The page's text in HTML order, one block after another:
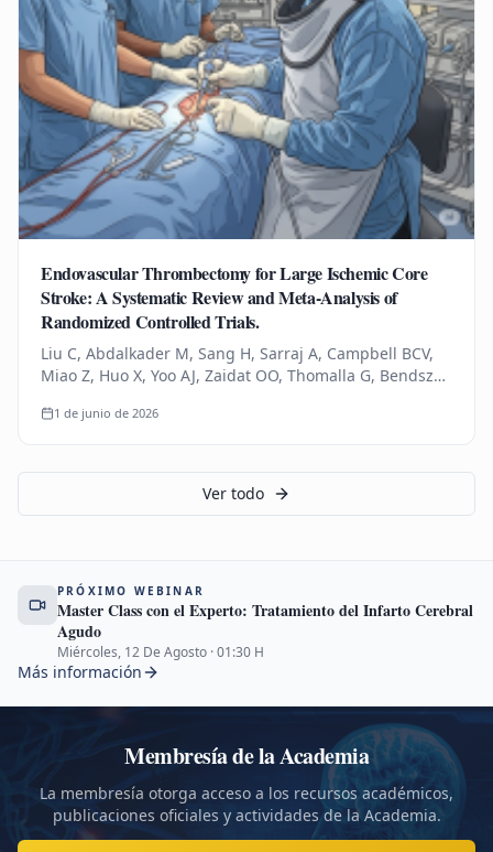
Endovascular Thrombectomy for Large Ischemic Core
Stroke: A Systematic Review and Meta-Analysis of
Randomized Controlled Trials.
Liu C, Abdalkader M, Sang H, Sarraj A, Campbell BCV,
Miao Z, Huo X, Yoo AJ, Zaidat OO, Thomalla G, Bendszus
Yaghi S, Sun D,…
1 de junio de 2026
Ver todo
PRÓXIMO WEBINAR
Master Class con el Experto: Tratamiento del Infarto Cerebral
Agudo
Miércoles, 12 De Agosto ·01:30 H
Más información
Membresía de la Academia
La membresía otorga acceso a los recursos académicos,
publicaciones oficiales y actividades de la Academia.